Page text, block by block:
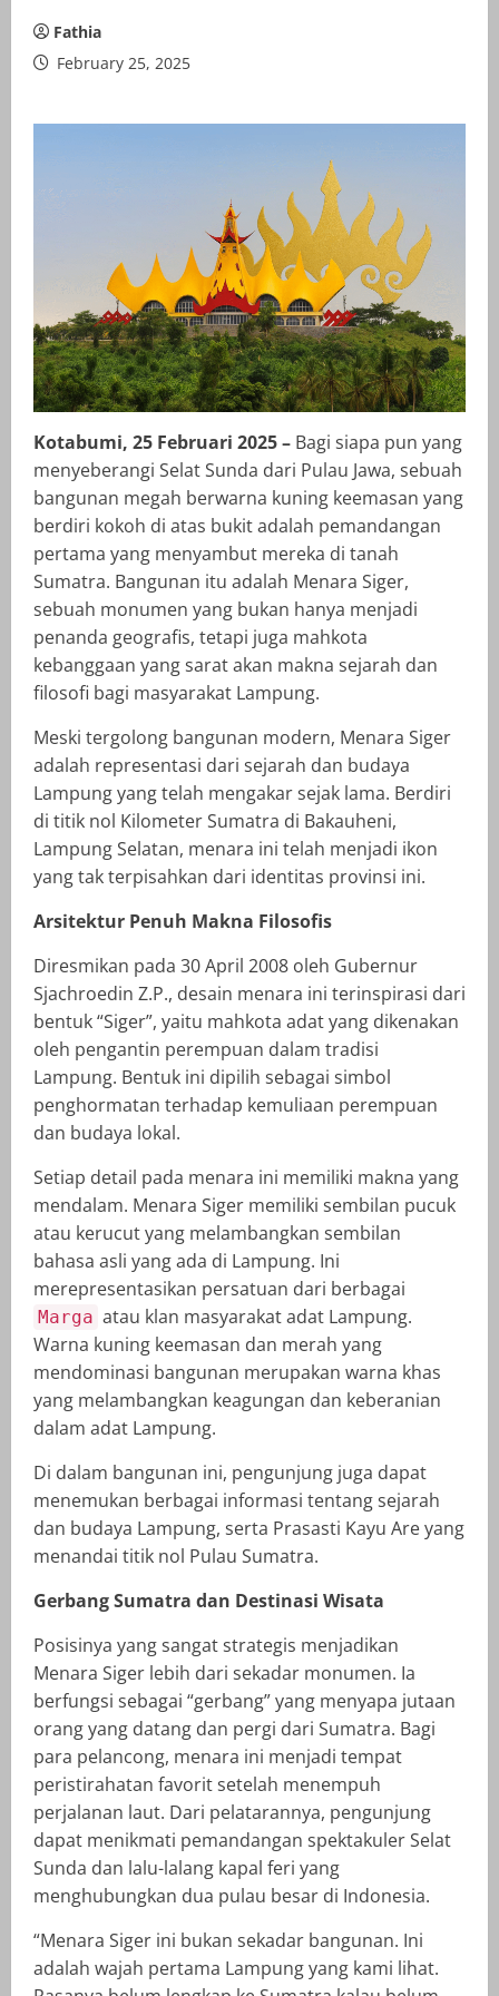
Fathia
February 25, 2025
Kotabumi, 25 Februari 2025 – Bagi siapa pun yang
menyeberangi Selat Sunda dari Pulau Jawa, sebuah
bangunan megah berwarna kuning keemasan yang
berdiri kokoh di atas bukit adalah pemandangan
pertama yang menyambut mereka di tanah
Sumatra. Bangunan itu adalah Menara Siger,
sebuah monumen yang bukan hanya menjadi
penanda geografis, tetapi juga mahkota
kebanggaan yang sarat akan makna sejarah dan
filosofi bagi masyarakat Lampung.
Meski tergolong bangunan modern, Menara Siger
adalah representasi dari sejarah dan budaya
Lampung yang telah mengakar sejak lama. Berdiri
di titik nol Kilometer Sumatra di Bakauheni,
Lampung Selatan, menara ini telah menjadi ikon
yang tak terpisahkan dari identitas provinsi ini.
Arsitektur Penuh Makna Filosofis
Diresmikan pada 30 April 2008 oleh Gubernur
Sjachroedin Z.P., desain menara ini terinspirasi dari
bentuk “Siger”, yaitu mahkota adat yang dikenakan
oleh pengantin perempuan dalam tradisi
Lampung. Bentuk ini dipilih sebagai simbol
penghormatan terhadap kemuliaan perempuan
dan budaya lokal.
Setiap detail pada menara ini memiliki makna yang
mendalam. Menara Siger memiliki sembilan pucuk
atau kerucut yang melambangkan sembilan
bahasa asli yang ada di Lampung. Ini
merepresentasikan persatuan dari berbagai
Marga atau klan masyarakat adat Lampung.
Warna kuning keemasan dan merah yang
mendominasi bangunan merupakan warna khas
yang melambangkan keagungan dan keberanian
dalam adat Lampung.
Di dalam bangunan ini, pengunjung juga dapat
menemukan berbagai informasi tentang sejarah
dan budaya Lampung, serta Prasasti Kayu Are yang
menandai titik nol Pulau Sumatra.
Gerbang Sumatra dan Destinasi Wisata
Posisinya yang sangat strategis menjadikan
Menara Siger lebih dari sekadar monumen. Ia
berfungsi sebagai “gerbang” yang menyapa jutaan
orang yang datang dan pergi dari Sumatra. Bagi
para pelancong, menara ini menjadi tempat
peristirahatan favorit setelah menempuh
perjalanan laut. Dari pelatarannya, pengunjung
dapat menikmati pemandangan spektakuler Selat
Sunda dan lalu-lalang kapal feri yang
menghubungkan dua pulau besar di Indonesia.
“Menara Siger ini bukan sekadar bangunan. Ini
adalah wajah pertama Lampung yang kami lihat.